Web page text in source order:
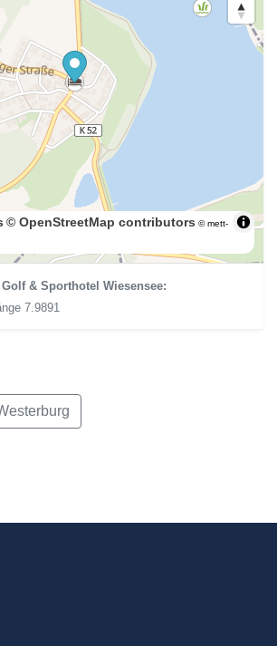
© OpenStreetMap contributors © mett-
& Sporthotel Wiesensee:
7.9891